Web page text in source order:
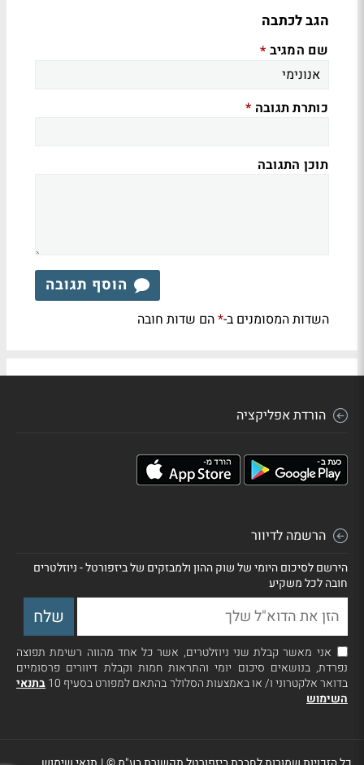
הגב לכתבה
שם המגיב *
כותרת תגובה *
תוכן התגובה
הוסף תגובה
השדות המסומנים ב-*הם שדות חובה
הורדת אפליקציה
הרשמה לדיוור
הירשם לסיכום היומי של שוק ההון ולמבזקים של ביזפורטל - ניוזלטרים
חובה לכל משקיע
אני מאשר קבלת שני ניוזלטרים, אשר כל אחד מהווה רשימת תפוצה
נפרדת, בנושאים סיכום יומי והתראות חמות וקבלת דיוורים פרסומיים
בדואר אלקטרוני ו/ או באמצעות הסלולר בהתאם למפורט בסעיף 10
בתנאי
השימוש